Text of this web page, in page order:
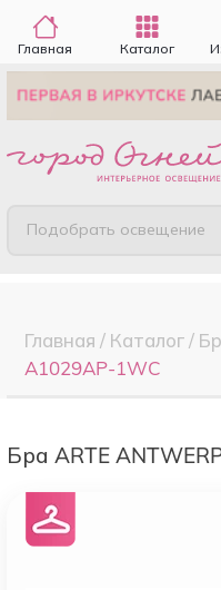
Главная Каталог
Подобрать освещение
Главная / Каталог/
A1029AP-1WC
Бра ARTE